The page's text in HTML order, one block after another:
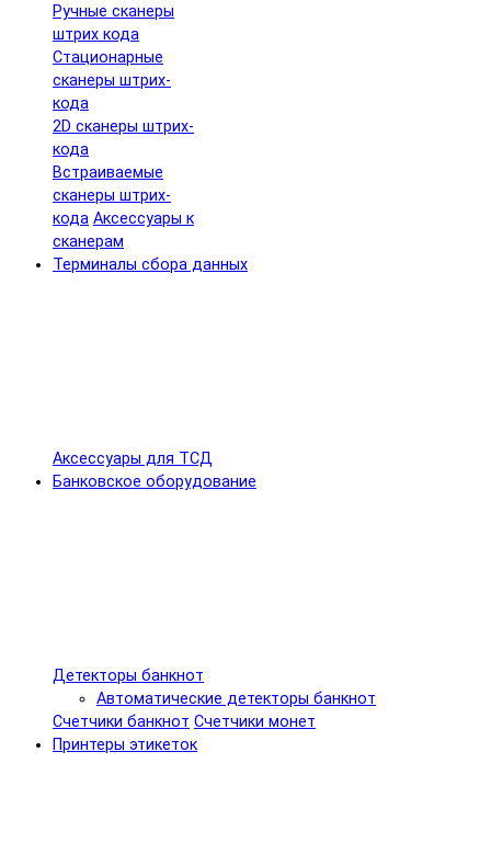
Ручные сканеры
штрих кода
Cтационарные
сканеры штрих-
кода
2D сканеры штрих-
кода
Встраиваемые
сканеры штрих-
кода Аксессуары к
сканерам
Терминалы сбора данных
Аксессуары для ТСД
Банковское оборудование
Детекторы банкнот
Автоматические детекторы банкнот
Счетчики банкнот Счетчики монет
Принтеры этикеток